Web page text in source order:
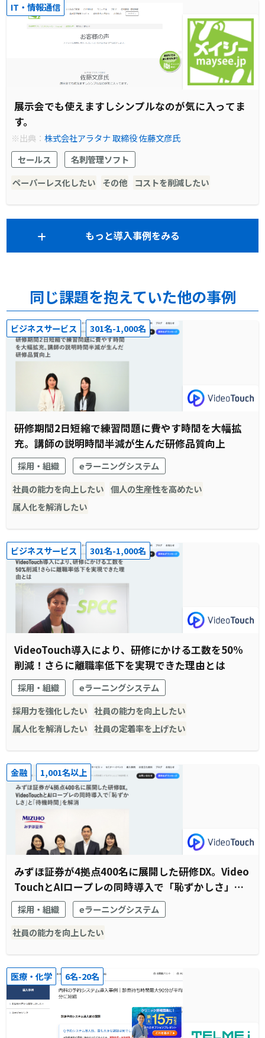
IT・情報通信
展示会でも使えますしシンプルなのが気に入ってま
す。
※出典：株式会社アラタナ 取締役 佐藤文彦氏
セールス
名刺管理ソフト
ペーパーレス化したい
その他 コストを削減したい
もっと導入事例をみる
同じ課題を抱えていた他の事例
ビジネスサービス 301名-1,000名
研修期間2日短縮で練習問題に費やす時間を大幅拡
充。講師の説明時間半減が生んだ研修品質向上
採用・組織
eラーニングシステム
社員の能力を向上したい 個人の生産性を高めたい
属人化を解消したい
ビジネスサービス 301名-1,000名
VideoTouch導入により、研修にかける工数を50%
削減！さらに離職率低下を実現できた理由とは
採用・組織
eラーニングシステム
採用力を強化したい 社員の能力を向上したい
属人化を解消したい 社員の定着率を上げたい
金融 1,001名以上
みずほ証券が4拠点400名に展開した研修DX。Video
TouchとAIロープレの同時導入で「恥ずかしさ」と
「待機時間」を解消
採用・組織
eラーニングシステム
社員の能力を向上したい
医療・化学 6名-20名